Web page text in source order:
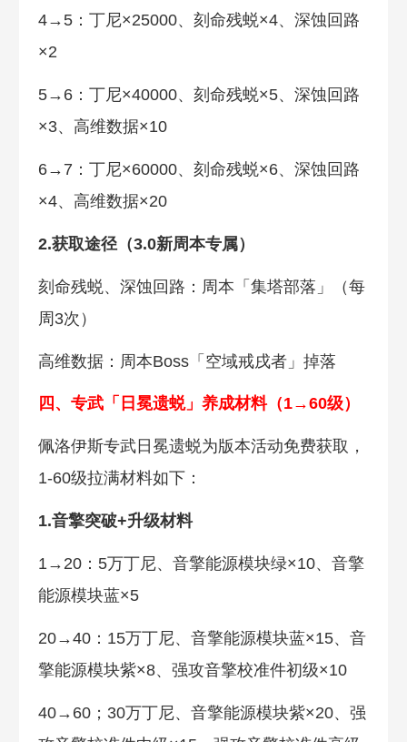
4→5：丁尼×25000、刻命残蜕×4、深蚀回路
×2
5→6：丁尼×40000、刻命残蜕×5、深蚀回路
×3、高维数据×10
6→7：丁尼×60000、刻命残蜕×6、深蚀回路
×4、高维数据×20
2.获取途径（3.0新周本专属）
刻命残蜕、深蚀回路：周本「集塔部落」（每
周3次）
高维数据：周本Boss「空域戒戌者」掉落
四、专武「日冕遗蜕」养成材料（1→60级）
佩洛伊斯专武日冕遗蜕为版本活动免费获取，
1-60级拉满材料如下：
1.音擎突破+升级材料
1→20：5万丁尼、音擎能源模块绿×10、音擎
能源模块蓝×5
20→40：15万丁尼、音擎能源模块蓝×15、音
擎能源模块紫×8、强攻音擎校准件初级×10
40→60；30万丁尼、音擎能源模块紫×20、强